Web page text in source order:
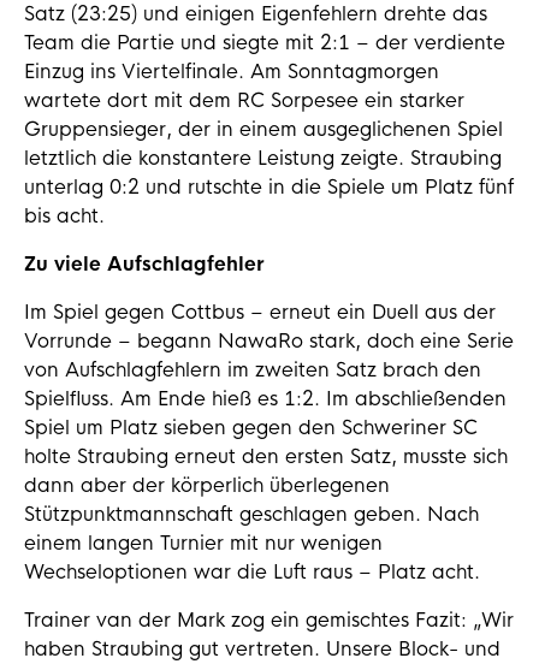
Satz (23:25) und einigen Eigenfehlern drehte das
Team die Partie und siegte mit 2:1 – der verdiente
Einzug ins Viertelfinale. Am Sonntagmorgen
wartete dort mit dem RC Sorpesee ein starker
Gruppensieger, der in einem ausgeglichenen Spiel
letztlich die konstantere Leistung zeigte. Straubing
unterlag 0:2 und rutschte in die Spiele um Platz fünf
bis acht.
Zu viele Aufschlagfehler
Im Spiel gegen Cottbus – erneut ein Duell aus der
Vorrunde – begann NawaRo stark, doch eine Serie
von Aufschlagfehlern im zweiten Satz brach den
Spielfluss. Am Ende hieß es 1:2. Im abschließenden
Spiel um Platz sieben gegen den Schweriner SC
holte Straubing erneut den ersten Satz, musste sich
dann aber der körperlich überlegenen
Stützpunktmannschaft geschlagen geben. Nach
einem langen Turnier mit nur wenigen
Wechseloptionen war die Luft raus – Platz acht.
Trainer van der Mark zog ein gemischtes Fazit: „Wir
haben Straubing gut vertreten. Unsere Block- und